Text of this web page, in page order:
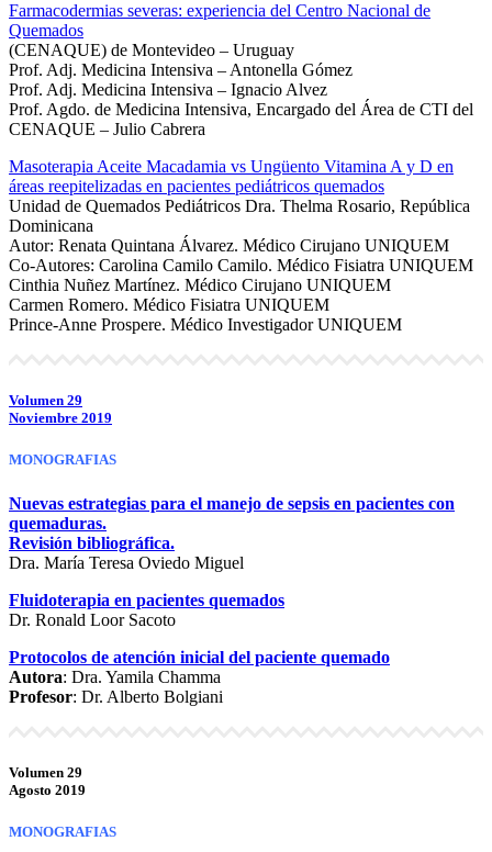
Farmacodermias severas: experiencia del Centro Nacional de
Quemados
(CENAQUE) de Montevideo – Uruguay
Prof. Adj. Medicina Intensiva – Antonella Gómez
Prof. Adj. Medicina Intensiva – Ignacio Alvez
Prof. Agdo. de Medicina Intensiva, Encargado del Área de CTI del
CENAQUE – Julio Cabrera
Masoterapia Aceite Macadamia vs Ungüento Vitamina A y D en
áreas reepitelizadas en pacientes pediátricos quemados
Unidad de Quemados Pediátricos Dra. Thelma Rosario, República
Dominicana
Autor: Renata Quintana Álvarez. Médico Cirujano UNIQUEM
Co-Autores: Carolina Camilo Camilo. Médico Fisiatra UNIQUEM
Cinthia Nuñez Martínez. Médico Cirujano UNIQUEM
Carmen Romero. Médico Fisiatra UNIQUEM
Prince-Anne Prospere. Médico Investigador UNIQUEM
Volumen 29
Noviembre 2019
MONOGRAFIAS
Nuevas estrategias para el manejo de sepsis en pacientes con
quemaduras.
Revisión bibliográfica.
Dra. María Teresa Oviedo Miguel
Fluidoterapia en pacientes quemados
Dr. Ronald Loor Sacoto
Protocolos de atención inicial del paciente quemado
Autora: Dra. Yamila Chamma
Profesor: Dr. Alberto Bolgiani
Volumen 29
Agosto 2019
MONOGRAFIAS